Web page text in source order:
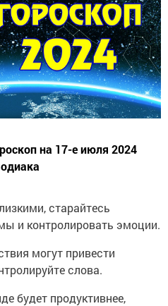
на 17-е июля 2024
старайтесь
и контролировать эмоции.
могут привести
слова.
будет продуктивнее,